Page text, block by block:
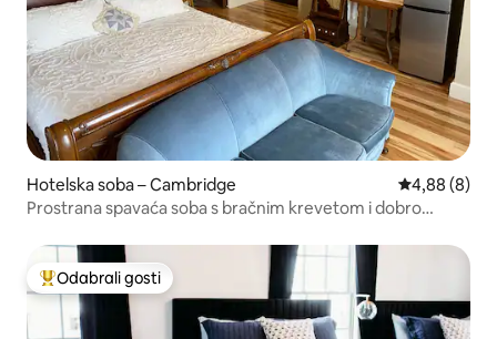
Hotelska soba – Cambridge Prosječna
4,88 (8)
Prostrana spavaća soba s bračnim krevetom i dobro
Među najviše rangiranima s oznakom „Odabrali gosti”
Odabrali gosti